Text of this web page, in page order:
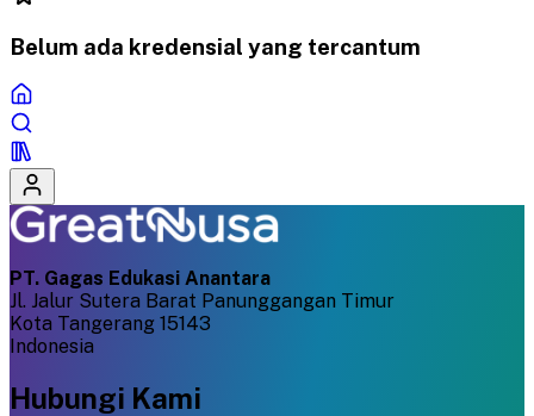
Belum ada kredensial yang tercantum
PT. Gagas Edukasi Anantara
Jl. Jalur Sutera Barat Panunggangan Timur
Kota Tangerang 15143
Indonesia
Hubungi Kami